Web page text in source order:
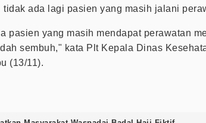
ada lagi pasien yang masih jalani
pasien yang masih mendapat perawatan
sembuh," kata Plt Kepala Dinas
(13/11).